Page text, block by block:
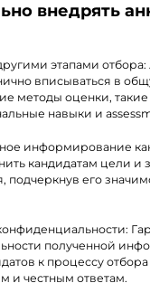
внедрять
этапами
вписываться в
методы оценки, такие
навыки и
информирование
кандидатам цели и
подчеркнув его
полученной
к процессу
и честным ответам.